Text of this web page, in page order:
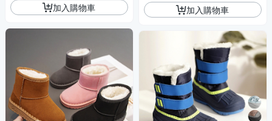
加入購物車 加入購物車